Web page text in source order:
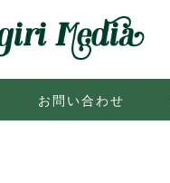
お問い合わせ